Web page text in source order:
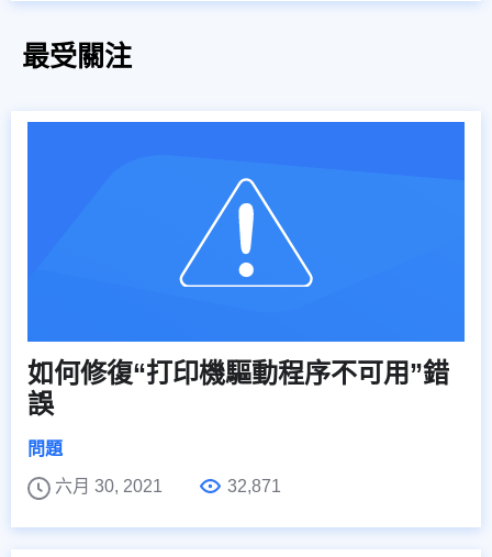
最受關注
如何修復“打印機驅動程序不可用”錯
誤
問題
六月 30, 2021
32,871